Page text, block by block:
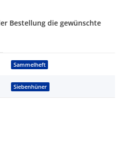
Bestellung die gewünschte
Sammelheft
Siebenhüner